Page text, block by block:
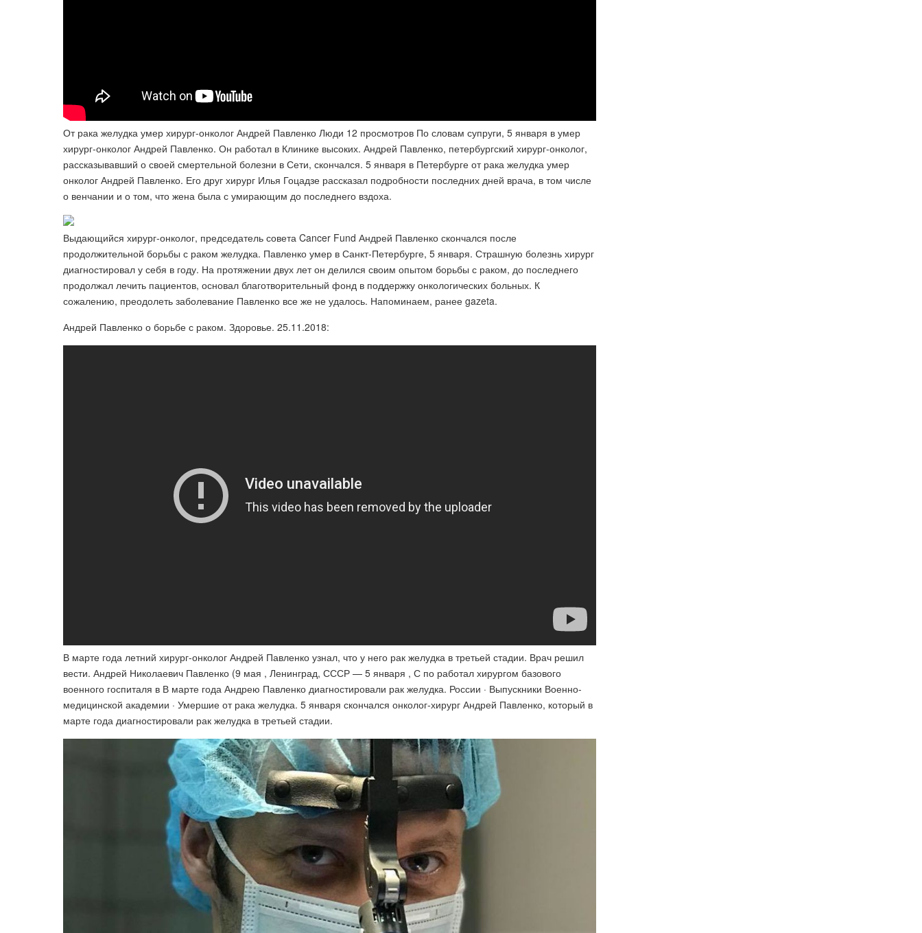
От рака желудка умер хирург-онколог Андрей Павленко Люди 12 просмотров По словам супруги, 5 января в умер
хирург-онколог Андрей Павленко. Он работал в Клинике высоких. Андрей Павленко, петербургский хирург-онколог,
рассказывавший о своей смертельной болезни в Сети, скончался. 5 января в Петербурге от рака желудка умер
онколог Андрей Павленко. Его друг хирург Илья Гоцадзе рассказал подробности последних дней врача, в том числе
о венчании и о том, что жена была с умирающим до последнего вздоха.
Выдающийся хирург-онколог, председатель совета Cancer Fund Андрей Павленко скончался после
продолжительной борьбы с раком желудка. Павленко умер в Санкт-Петербурге, 5 января. Страшную болезнь хирург
диагностировал у себя в году. На протяжении двух лет он делился своим опытом борьбы с раком, до последнего
продолжал лечить пациентов, основал благотворительный фонд в поддержку онкологических больных. К
сожалению, преодолеть заболевание Павленко все же не удалось. Напоминаем, ранее gazeta.
Андрей Павленко о борьбе с раком. Здоровье. 25.11.2018:
В марте года летний хирург-онколог Андрей Павленко узнал, что у него рак желудка в третьей стадии. Врач решил
вести. Андрей Николаевич Павленко (9 мая , Ленинград, СССР — 5 января , С по работал хирургом базового
военного госпиталя в В марте года Андрею Павленко диагностировали рак желудка. России · Выпускники Военно-
медицинской академии · Умершие от рака желудка. 5 января скончался онколог-хирург Андрей Павленко, который в
марте года диагностировали рак желудка в третьей стадии.